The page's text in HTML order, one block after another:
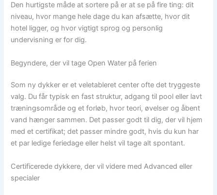
Den hurtigste måde at sortere på er at se på fire ting: dit
niveau, hvor mange hele dage du kan afsætte, hvor dit
hotel ligger, og hvor vigtigt sprog og personlig
undervisning er for dig.
Begyndere, der vil tage Open Water på ferien
Som ny dykker er et veletableret center ofte det tryggeste
valg. Du får typisk en fast struktur, adgang til pool eller lavt
træningsområde og et forløb, hvor teori, øvelser og åbent
vand hænger sammen. Det passer godt til dig, der vil hjem
med et certifikat; det passer mindre godt, hvis du kun har
et par ledige feriedage eller helst vil tage alt spontant.
Certificerede dykkere, der vil videre med Advanced eller
specialer